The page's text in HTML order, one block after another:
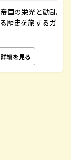
国の栄光と動乱
歴史を旅するガ
詳細を見る